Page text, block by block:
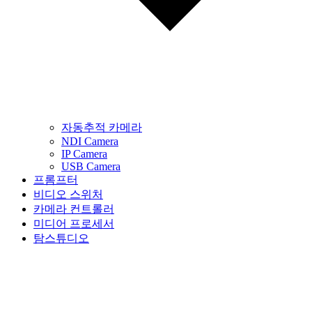
자동추적 카메라
NDI Camera
IP Camera
USB Camera
프롬프터
비디오 스위처
카메라 컨트롤러
미디어 프로세서
탐스튜디오